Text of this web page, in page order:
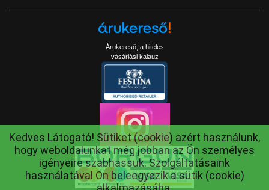
Árukereső, a hiteles
vásárlási kalauz
Kedves Látogató! Sütiket (cookie) azért használunk,
hogy weboldalunkat még jobban az Ön személyes
igényeire szabhassuk. Szolgáltatásaink
használatával Ön beleegyezik a sütik (cookie)